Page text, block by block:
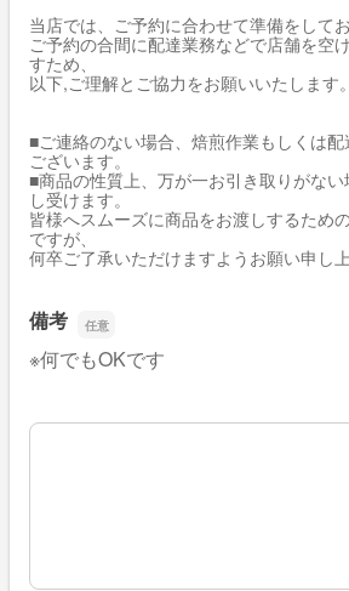
当店では、ご予約に合わせて準備をして
ご予約の合間に配達業務などで店舗を空
すため、
以下,ご理解とご協力をお願いいたします。
■ご連絡のない場合、焙煎作業もしくは
ございます。
■商品の性質上、万が一お引き取りがな
し受けます。
皆様へスムーズに商品をお渡しするため
ですが、
何卒ご了承いただけますようお願い申し上
備考
※何でもOKです
備考